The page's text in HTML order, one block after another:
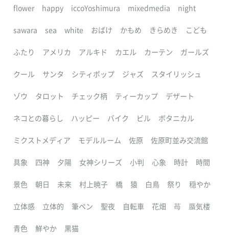
flower happy iccoYoshimura mixedmedia night
sawara sea white おばけ かもめ きらめき こども
ふたり アメリカ アルキド カエル カーテン ガールズ
クール サンタ シティポップ ジャズ スタイリッシュ
ゾウ タロット チェック柄 ティーカップ デザート
ネコとの暮らし ハッピー バイク ビル ボタニカル
ミクストメディア モデルルーム 佐原 佐原町並み交流館
具象 四神 夕陽 女神シリーズ 小判 心象 時計 時間
景色 朝日 未来 村上暁子 橋 猿 白鳥 祭り 穏やか
立体感 立体的 筆ペン 聖夜 自転車 花畑 苺 蜃気楼
青色 鮮やか 黒猫